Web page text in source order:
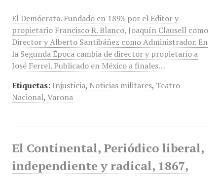
El Demócrata. Fundado en 1893 por el Editor y
propietario Francisco R. Blanco, Joaquín Clausell como
Director y Alberto Santibáñez como Administrador. En
la Segunda Época cambia de director y propietario a
José Ferrel. Publicado en México a finales…
Etiquetas: Injusticia, Noticias militares, Teatro
Nacional, Varona
El Continental, Periódico liberal,
independiente y radical, 1867,